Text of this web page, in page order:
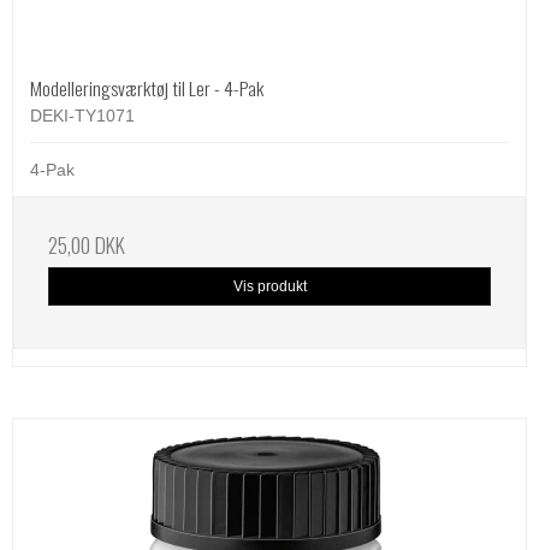
Modelleringsværktøj til Ler - 4-Pak
DEKI-TY1071
4-Pak
25,00 DKK
Vis produkt